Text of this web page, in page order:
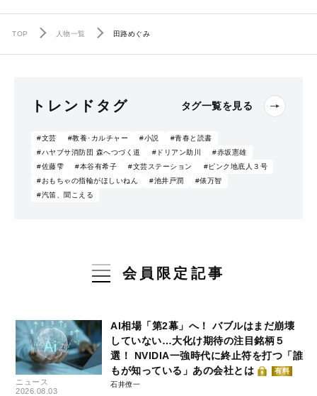
TOP 人物一覧 田路めぐみ
トレンドタグ タグ一覧を見る
#文芸 #教養･カルチャー #小説
#青春と読書
#ハヤブサ消防団 森へつづく道
#ドリアン助川
#赤坂憲雄
#佐藤雫
#本谷有希子 #文芸ステーション
#ピンク地底人３号
#おもちゃの指輪がほしいねん
#池井戸潤
#俵万智
#汽笛、聞こえる
会員限定記事
ニュース
2026.08.03
AI相場「第2幕」へ！ バブルはまだ崩壊
していない…大化け期待の注目銘柄５
選！ NVIDIA一強時代に終止符を打つ「誰
もが知っている」あの会社とは
有料
石井僚一